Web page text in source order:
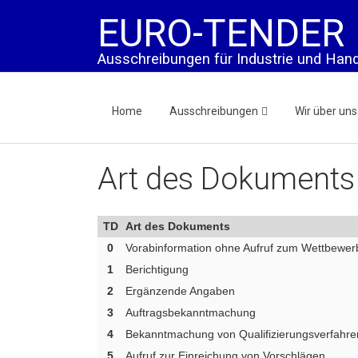
EURO-TENDER
Ausschreibungen für Industrie und
Home Ausschreibungen Wir über uns
Art des Dokuments
TD
Art des Dokuments
0
Vorabinformation ohne Aufruf zum
1
Berichtigung
2
Ergänzende Angaben
3
Auftragsbekanntmachung
4
Bekanntmachung von